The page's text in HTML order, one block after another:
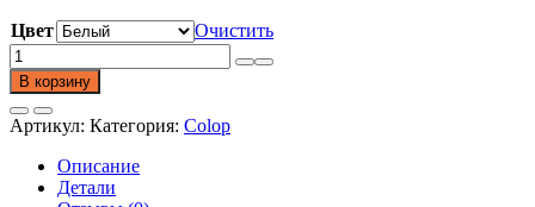
Цвет
Очистить
Количество
товара
Оснастка
для
штампа
Printer
Standard
В корзину
Артикул: Категория: Colop
Описание
Детали